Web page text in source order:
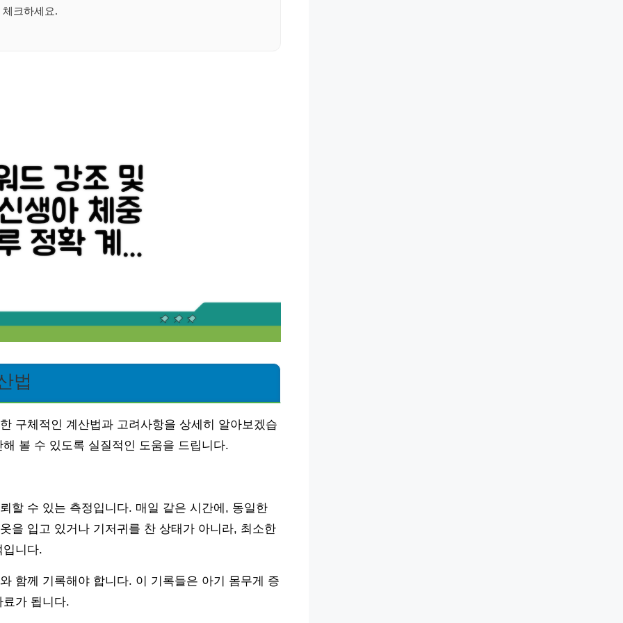
체크하세요.
법
구체적인 계산법과 고려사항을 상세히 알아보겠습
볼 수 있도록 실질적인 도움을 드립니다.
할 수 있는 측정입니다. 매일 같은 시간에, 동일한
을 입고 있거나 기저귀를 찬 상태가 아니라, 최소한
니다.
함께 기록해야 합니다. 이 기록들은 아기 몸무게 증
가 됩니다.